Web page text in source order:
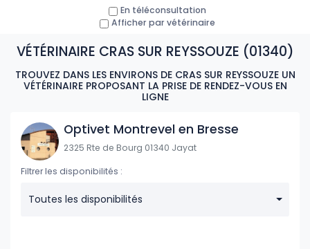
En téléconsultation
Afficher par vétérinaire
VÉTÉRINAIRE CRAS SUR REYSSOUZE (01340)
TROUVEZ DANS LES ENVIRONS DE CRAS SUR REYSSOUZE UN
VÉTÉRINAIRE PROPOSANT LA PRISE DE RENDEZ-VOUS EN
LIGNE
Optivet Montrevel en Bresse
2325 Rte de Bourg 01340 Jayat
Filtrer les disponibilités :
Toutes les disponibilités